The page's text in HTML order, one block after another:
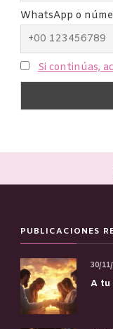
WhatsApp o
Si continúas,
PUBLICACIONES
A tu
30/